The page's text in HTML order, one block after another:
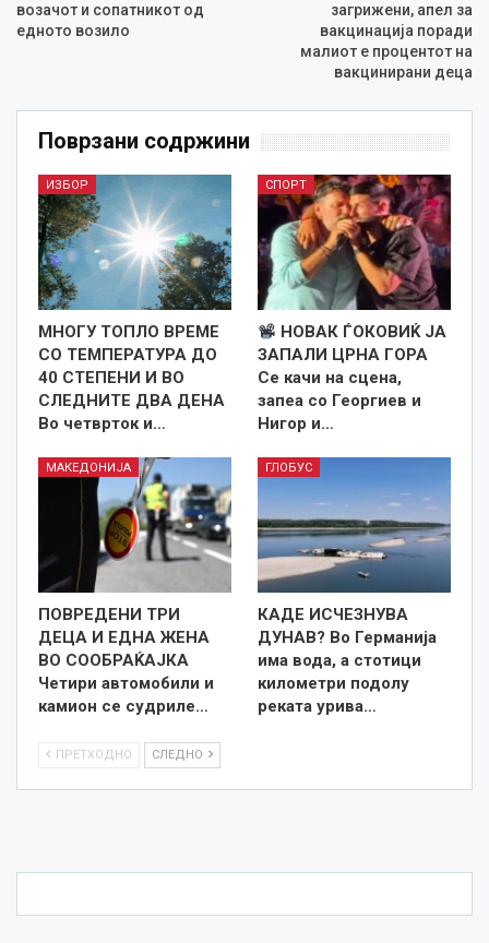
возачот и сопатникот од
едното возило
загрижени, апел за
вакцинација поради
малиот е процентот на
вакцинирани деца
Поврзани содржини
ИЗБОР
МНОГУ ТОПЛО ВРЕМЕ
СО ТЕМПЕРАТУРА ДО
40 СТЕПЕНИ И ВО
СЛЕДНИТЕ ДВА ДЕНА
Во четврток и…
СПОРТ
НОВАК ЃОКОВИЌ ЈА
ЗАПАЛИ ЦРНА ГОРА
Се качи на сцена,
запеа со Георгиев и
Нигор и…
МАКЕДОНИЈА
ПОВРЕДЕНИ ТРИ
ДЕЦА И ЕДНА ЖЕНА
ВО СООБРАЌАЈКА
Четири автомобили и
камион се судриле…
ГЛОБУС
КАДЕ ИСЧЕЗНУВА
ДУНАВ? Во Германија
има вода, а стотици
километри подолу
реката урива…
ПРЕТХОДНО СЛЕДНО